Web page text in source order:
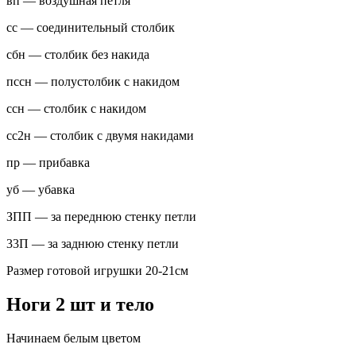
сс — соединительный столбик
сбн — столбик без накида
пссн — полустолбик с накидом
ссн — столбик с накидом
сс2н — столбик с двумя накидами
пр — прибавка
уб — убавка
ЗПП — за переднюю стенку петли
33П — за заднюю стенку петли
Размер готовой игрушки 20-21см
Ноги 2 шт и тело
Начинаем белым цветом